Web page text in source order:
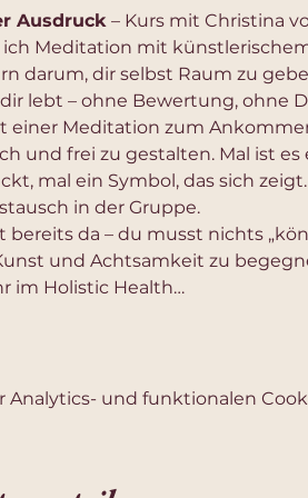
Ausdruck – Kurs mit Christina
Meditation mit
darum, dir selbst Raum zu
lebt – ohne Bewertung, ohne
Meditation zum
und frei zu gestalten. Mal ist
mal ein Symbol, das sich
in der Gruppe.
bereits da – du musst nichts
und Achtsamkeit zu
im Holistic Health…
Analytics- und funktionalen